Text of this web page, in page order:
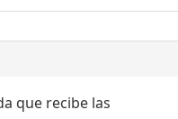
que recibe las